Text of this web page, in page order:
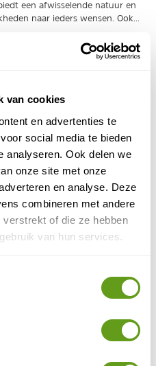
van cookies
en advertenties te
social media te bieden
analyseren. Ook delen we
onze site met onze
en analyse. Deze
combineren met andere
of die ze hebben
van hun services.
een afwisselende natuur en
naar ieders wensen. Ook...
jungle, imposante
meest...
Het hele land heeft een
netwerk van fietspaden in
fietslanden? En waar kan ik
geeft je vast enkele